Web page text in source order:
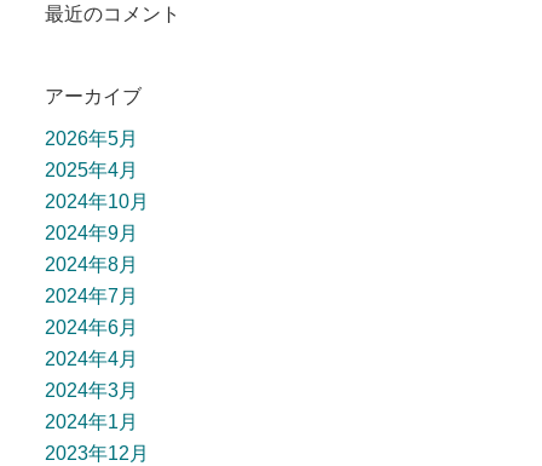
最近のコメント
アーカイブ
2026年5月
2025年4月
2024年10月
2024年9月
2024年8月
2024年7月
2024年6月
2024年4月
2024年3月
2024年1月
2023年12月